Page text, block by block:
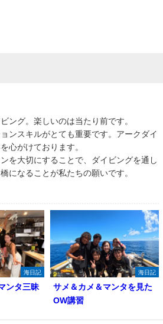
ング。楽しいのは当たり前です。
ンスキルがとても重要です。アークダイ
心がけております。
を大切にすることで、ダイビングを通し
になることが私たちの願いです。
海日記
ンタ三昧
海日記
サメ＆カメ＆マンタを見た
OW講習